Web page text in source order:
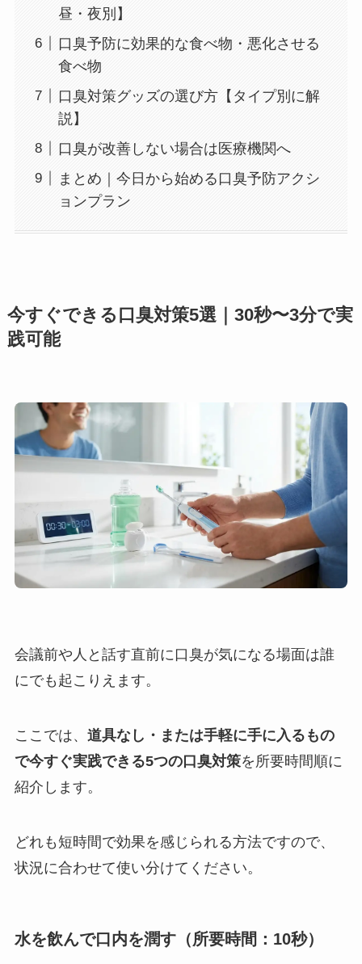
昼・夜別】
口臭予防に効果的な食べ物・悪化させる
食べ物
口臭対策グッズの選び方【タイプ別に解
説】
口臭が改善しない場合は医療機関へ
まとめ｜今日から始める口臭予防アクシ
ョンプラン
今すぐできる口臭対策5選｜30秒〜3分で実
践可能
会議前や人と話す直前に口臭が気になる場面は誰
にでも起こりえます。
ここでは、 道具なし・または手軽に手に入るもの
で今すぐ実践できる5つの口臭対策を所要時間順に
紹介します。
どれも短時間で効果を感じられる方法ですので、
状況に合わせて使い分けてください。
水を飲んで口内を潤す（所要時間：10秒）